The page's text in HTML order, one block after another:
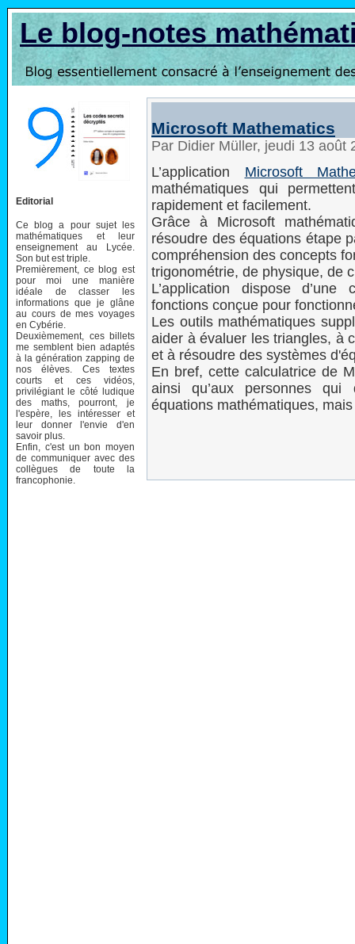
Le blog-notes
Editorial
Ce blog a pour sujet les
mathématiques et leur
enseignement au Lycée.
Son but est triple.
Premièrement, ce blog est
pour moi une manière
idéale de classer les
informations que je glâne
au cours de mes voyages
en Cybérie.
Deuxièmement, ces billets
me semblent bien adaptés
à la génération zapping de
nos élèves. Ces textes
courts et ces vidéos,
privilégiant le côté ludique
des maths, pourront, je
l'espère, les intéresser et
leur donner l'envie d'en
savoir plus.
Enfin, c'est un bon moyen
de communiquer avec des
collègues de toute la
francophonie.
Microsoft Mathematics
Par Didier Müller, jeudi 13 août
L’application Microsoft
mathématiques qui
rapidement et facilement.
Grâce à Microsoft
résoudre des équations étape
compréhension des concepts
trigonométrie, de physique, de
L’application dispose
fonctions conçue pour
Les outils mathématiques
aider à évaluer les triangles, à
et à résoudre des systèmes
En bref, cette calculatrice de
ainsi qu’aux personnes qui
équations mathématiques,